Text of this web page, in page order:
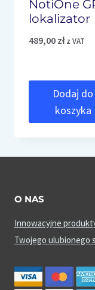
NotiOne
lokalizator
489,00 zł z VAT
Dodaj do
koszyka
O NAS
Innowacyjne
Twojego ulubionego